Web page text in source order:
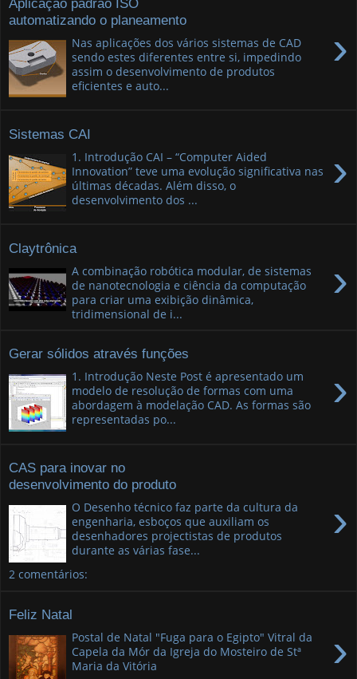
automatizando o planeamento
›
Nas aplicações dos vários sistemas de CAD
sendo estes diferentes entre si, impedindo
assim o desenvolvimento de produtos
eficientes e auto...
Sistemas CAI
›
1. Introdução CAI – “Computer Aided
Innovation” teve uma evolução significativa nas
últimas décadas. Além disso, o
desenvolvimento dos ...
Claytrônica
›
A combinação robótica modular, de sistemas
de nanotecnologia e ciência da computação
para criar uma exibição dinâmica,
tridimensional de i...
Gerar sólidos através funções
›
1. Introdução Neste Post é apresentado um
modelo de resolução de formas com uma
abordagem à modelação CAD. As formas são
representadas po...
CAS para inovar no
desenvolvimento do produto
›
O Desenho técnico faz parte da cultura da
engenharia, esboços que auxiliam os
desenhadores projectistas de produtos
durante as várias fase...
2 comentários:
Feliz Natal
›
Postal de Natal "Fuga para o Egipto" Vitral da
Capela da Mór da Igreja do Mosteiro de Stª
Maria da Vitória